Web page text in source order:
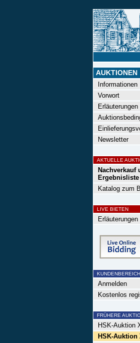
AUKTIONEN
Informationen
Vorwort
Erläuterungen
Newsletter
AKTUELLE
Nachverkauf
Ergebnisliste
Katalog zum
LIVE BIETEN
Erläuterungen
KUNDENBEREICH
Anmelden
Kostenlos
FRÜHERE
HSK-Auktion
HSK-Auktion